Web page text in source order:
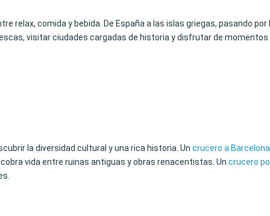
relax, comida y bebida. De España a las islas griegas, pasando
visitar ciudades cargadas de historia y disfrutar de momentos
la diversidad cultural y una rica historia. Un crucero a Barcelona
vida entre ruinas antiguas y obras renacentistas. Un crucero